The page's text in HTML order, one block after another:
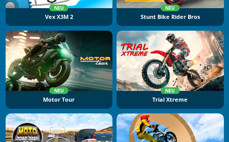
NEU
Vex X3M 2
NEU
Stunt Bike Rider Bros
NEU
Motor Tour
NEU
Trial Xtreme